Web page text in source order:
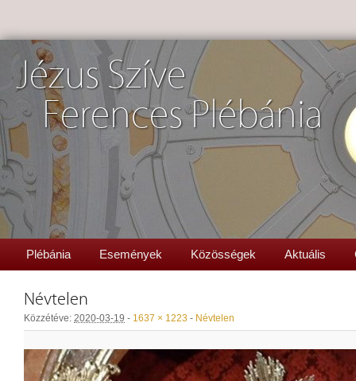
Jézus Szíve
Ferences Plébánia
Plébánia Események Közösségek Aktuális
Névtelen
Közzétéve: 2020-03-19 - 1637 × 1223 - Névtelen